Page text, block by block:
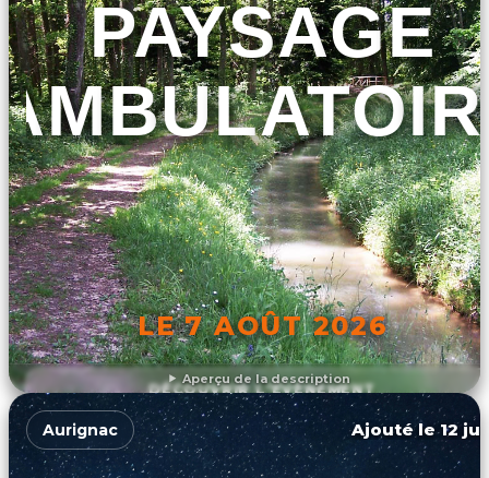
Aperçu de la description
PAYSAGE
LE 7 AOÛT 2026
DÉCOUVRIR L'ÉVÉNEMENT
Aurignac Ajouté le 12